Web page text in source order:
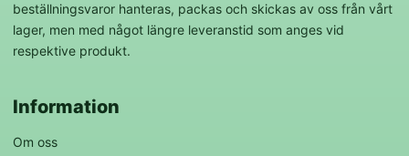
beställningsvaror hanteras, packas och skickas av oss från vårt
lager, men med något längre leveranstid som anges vid
respektive produkt.
Information
Om oss